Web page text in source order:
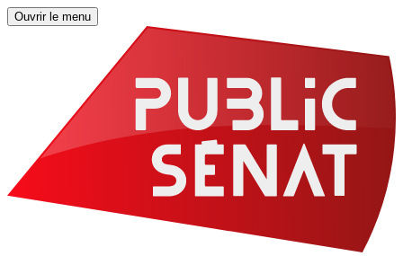
Ouvrir le menu